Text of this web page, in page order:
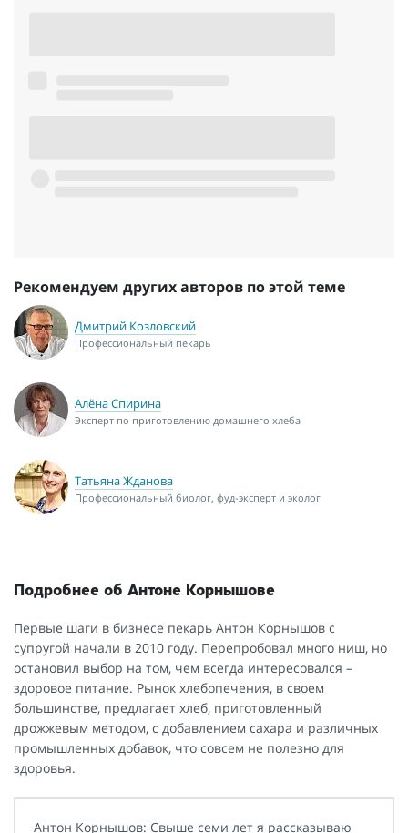
Рекомендуем других авторов по этой теме
Дмитрий Козловский
Профессиональный пекарь
Алёна Спирина
Эксперт по приготовлению домашнего хлеба
Татьяна Жданова
Профессиональный биолог, фуд-эксперт и эколог
Подробнее об Антоне Корнышове
Первые шаги в бизнесе пекарь Антон Корнышов с
супругой начали в 2010 году. Перепробовал много ниш, но
остановил выбор на том, чем всегда интересовался –
здоровое питание. Рынок хлебопечения, в своем
большинстве, предлагает хлеб, приготовленный
дрожжевым методом, с добавлением сахара и различных
промышленных добавок, что совсем не полезно для
здоровья.
Антон Корнышов: Свыше семи лет я рассказываю